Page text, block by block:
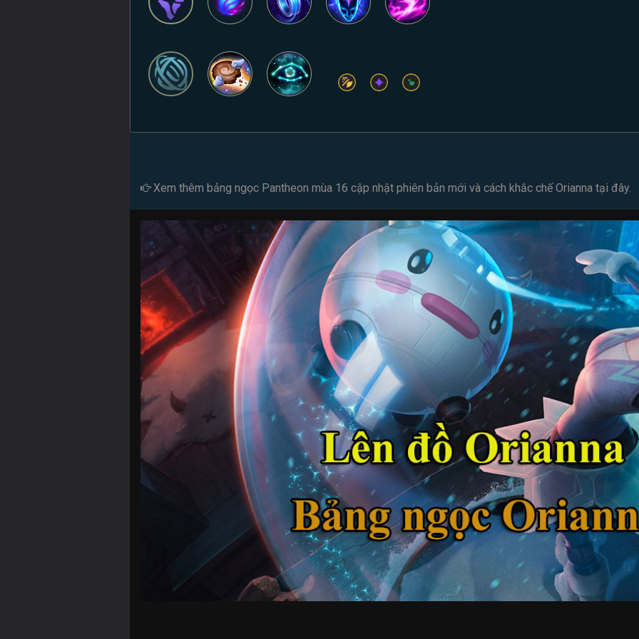
Xem thêm bảng ngọc Pantheon mùa 16 cập nhật phiên bản mới và cách khắc chế Orianna tại đây.